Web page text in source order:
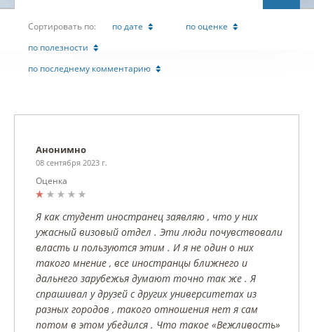
Cортировать по: по дате
по оценке
по полезности
по последнему комментарию
Анонимно
08 сентября 2023 г.
Оценка
Я как студент иностранец заявляю , что у них
ужасный визовый отдел . Эти люди почувствовали
власть и пользуются этим . И я не один о них
такого мнение , все иностранцы ближнего и
дальнего зарубежья думают точно так же . Я
спрашивал у друзей с других университетах из
разных городов , такого отношения нет я сам
потом в этом убедился . Что такое «Вежливость»